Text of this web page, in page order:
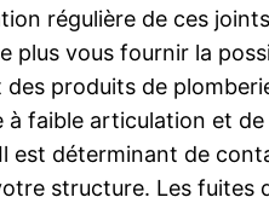
régulière de ces
plus vous fournir la
produits de
faible articulation et
est déterminant de
structure. Les fuites